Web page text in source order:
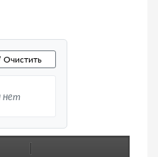
нет